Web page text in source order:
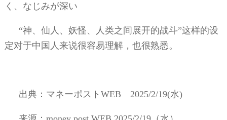
く、なじみが深い
“神、仙人、妖怪、人类之间展开的战斗”这样的设
定对于中国人来说很容易理解，也很熟悉。
出典：マネーポスト WEB 2025/2/19(水)